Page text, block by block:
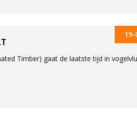
19-
Timber) gaat de laatste tijd in